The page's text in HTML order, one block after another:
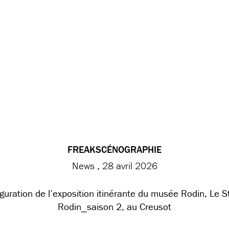
FREAKSCÉNOGRAPHIE
News
28 avril 2026
de l’exposition itinérante du musée Rodin, Le
Rodin_saison 2, au Creusot